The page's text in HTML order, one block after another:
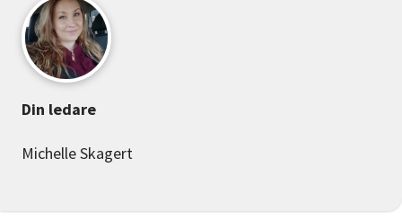
Din ledare
Michelle Skagert